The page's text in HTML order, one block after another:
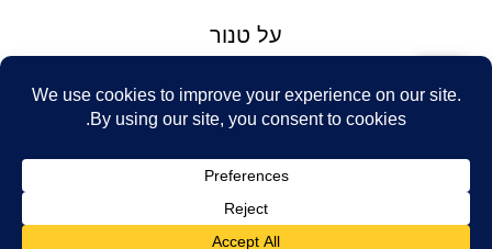
על טנור
תנאים והגבלות
© Tenor Music
Ltd
Design: Eshel
Haim
נינטאי